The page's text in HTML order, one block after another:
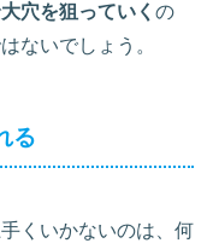
大穴を狙っていく の
ないでしょう。
る
くいかないのは、何